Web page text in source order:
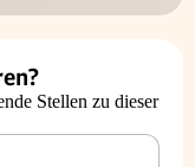
Stellen zu dieser